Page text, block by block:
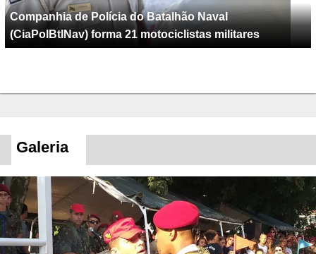
Companhia de Polícia do Batalhão Naval
(CiaPolBtlNav) forma 21 motociclistas militares
Galeria